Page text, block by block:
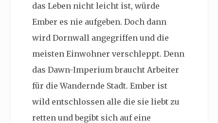
das Leben nicht leicht ist, würde
Ember es nie aufgeben. Doch dann
wird Dornwall angegriffen und die
meisten Einwohner verschleppt. Denn
das Dawn-Imperium braucht Arbeiter
für die Wandernde Stadt. Ember ist
wild entschlossen alle die sie liebt zu
retten und begibt sich auf eine